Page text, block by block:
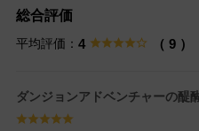
総合評価
平均評価： 4 （ 9 ）
ダンジョンアドベンチャーの醍